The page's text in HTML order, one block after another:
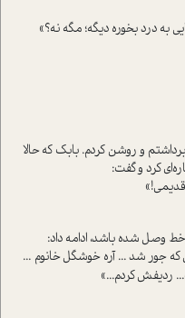
به درد بخوره دیگه؛ مگه نه؟»
و روشن کردم. بابک که حالا
کرد و گفت:
خط وصل شده باشد، ادامه داد:
جور شد ... آره خوشگل خانوم ...
ردیفش کردم...»